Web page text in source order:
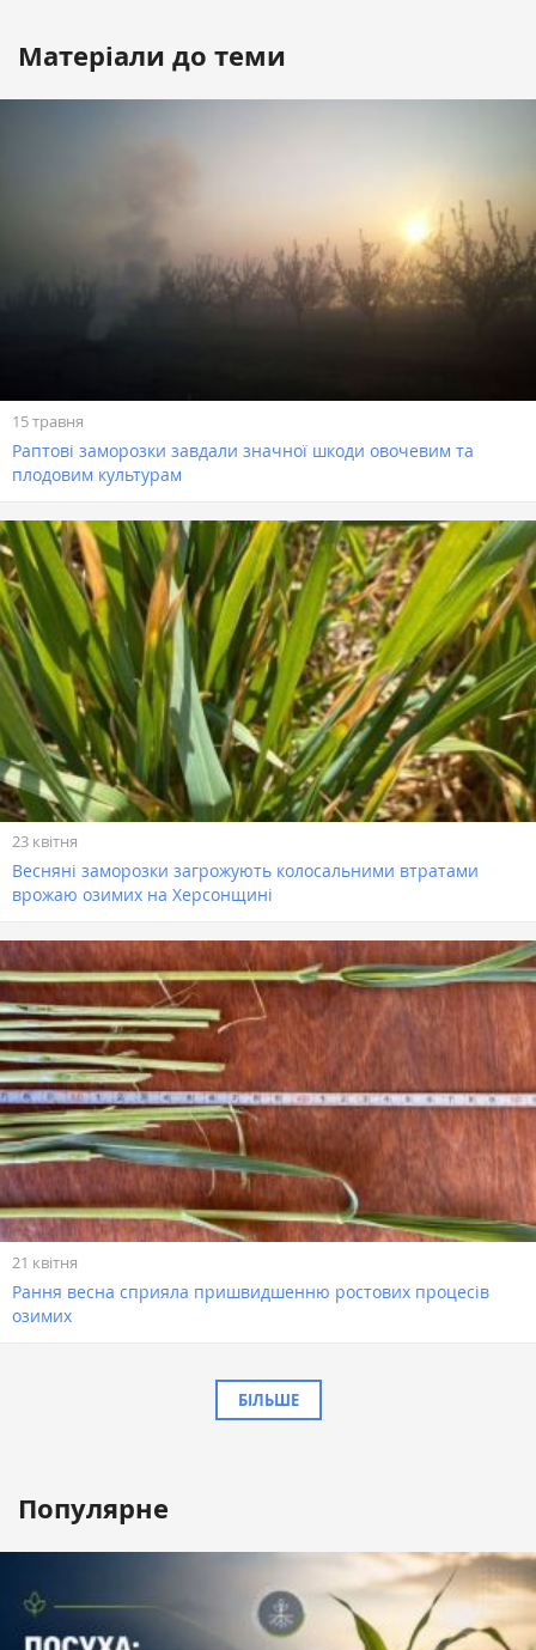
Матеріали до теми
15 травня
Раптові заморозки завдали значної шкоди овочевим та
плодовим культурам
23 квітня
Весняні заморозки загрожують колосальними втратами
врожаю озимих на Херсонщині
21 квітня
Рання весна сприяла пришвидшенню ростових процесів
озимих
БІЛЬШЕ
Популярне